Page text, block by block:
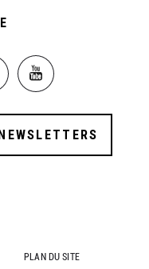
Image
PLAN DU SITE